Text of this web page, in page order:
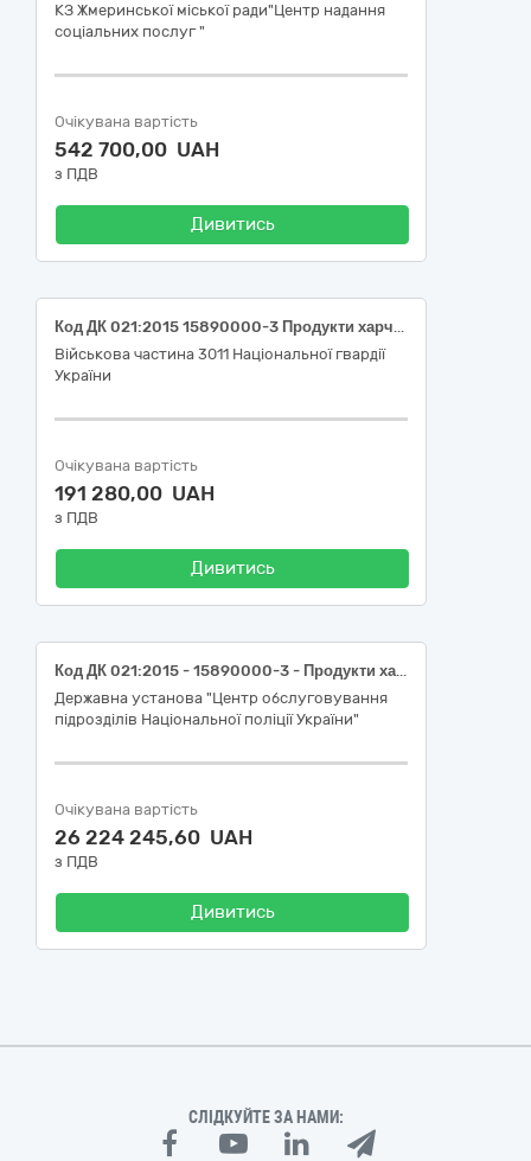
КЗ Жмеринської міської ради"Центр надання
соціальних послуг "
Очікувана вартість
542 700,00 UAH
з ПДВ
Дивитись
Код ДК 021:2015 15890000-3 Продукти харчування та сушені продукти різні (Код ДК 021:2015 15898000-9 дріжджі сухі пекарські)
Військова частина 3011 Національної гвардії
України
Очікувана вартість
191 280,00 UAH
з ПДВ
Дивитись
Код ДК 021:2015 - 15890000-3 - Продукти харчування та сушені продукти різні (Добові польові набори (норма та посилений).
Державна установа "Центр обслуговування
підрозділів Національної поліції України"
Очікувана вартість
26 224 245,60 UAH
з ПДВ
Дивитись
СЛІДКУЙТЕ ЗА НАМИ: